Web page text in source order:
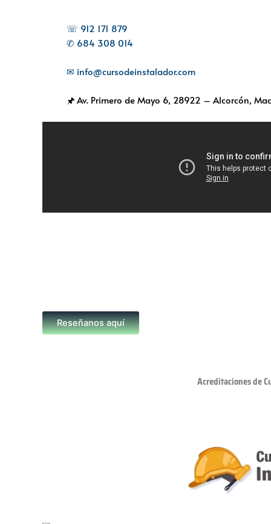
☏ 912 171 879
✆ 684 308 014
✉ info@cursodeinstalador.com
🖈 Av. Primero de Mayo 6, 28922 – Alcorcón,
Reseñanos aquí
Acreditaciones de